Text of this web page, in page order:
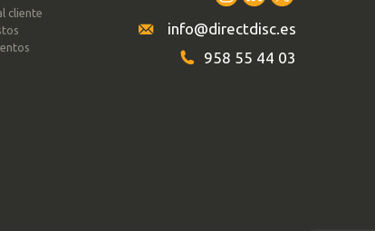
cliente
info@directdisc.es
958 55 44 03